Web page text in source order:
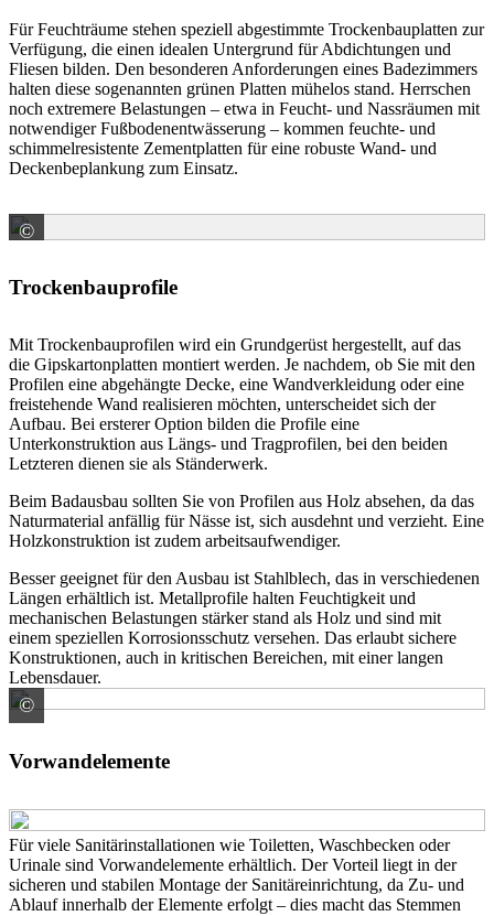
Für Feuchträume stehen speziell abgestimmte Trockenbauplatten zur
Verfügung, die einen idealen Untergrund für Abdichtungen und
Fliesen bilden. Den besonderen Anforderungen eines Badezimmers
halten diese sogenannten grünen Platten mühelos stand. Herrschen
noch extremere Belastungen – etwa in Feucht- und Nassräumen mit
notwendiger Fußbodenentwässerung – kommen feuchte- und
schimmelresistente Zementplatten für eine robuste Wand- und
Deckenbeplankung zum Einsatz.
©
Trockenbauprofile
© Fabian Linden
Mit Trockenbauprofilen wird ein Grundgerüst hergestellt, auf das
die Gipskartonplatten montiert werden. Je nachdem, ob Sie mit den
Profilen eine abgehängte Decke, eine Wandverkleidung oder eine
freistehende Wand realisieren möchten, unterscheidet sich der
Aufbau. Bei ersterer Option bilden die Profile eine
Unterkonstruktion aus Längs- und Tragprofilen, bei den beiden
Letzteren dienen sie als Ständerwerk.
Beim Badausbau sollten Sie von Profilen aus Holz absehen, da das
Naturmaterial anfällig für Nässe ist, sich ausdehnt und verzieht. Eine
Holzkonstruktion ist zudem arbeitsaufwendiger.
Besser geeignet für den Ausbau ist Stahlblech, das in verschiedenen
Längen erhältlich ist. Metallprofile halten Feuchtigkeit und
mechanischen Belastungen stärker stand als Holz und sind mit
einem speziellen Korrosionsschutz versehen. Das erlaubt sichere
Konstruktionen, auch in kritischen Bereichen, mit einer langen
Lebensdauer.
Vorwandelemente
Für viele Sanitärinstallationen wie Toiletten, Waschbecken oder
Urinale sind Vorwandelemente erhältlich. Der Vorteil liegt in der
sicheren und stabilen Montage der Sanitäreinrichtung, da Zu- und
Ablauf innerhalb der Elemente erfolgt – dies macht das Stemmen